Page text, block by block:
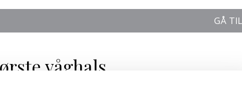
GÅ
våghals